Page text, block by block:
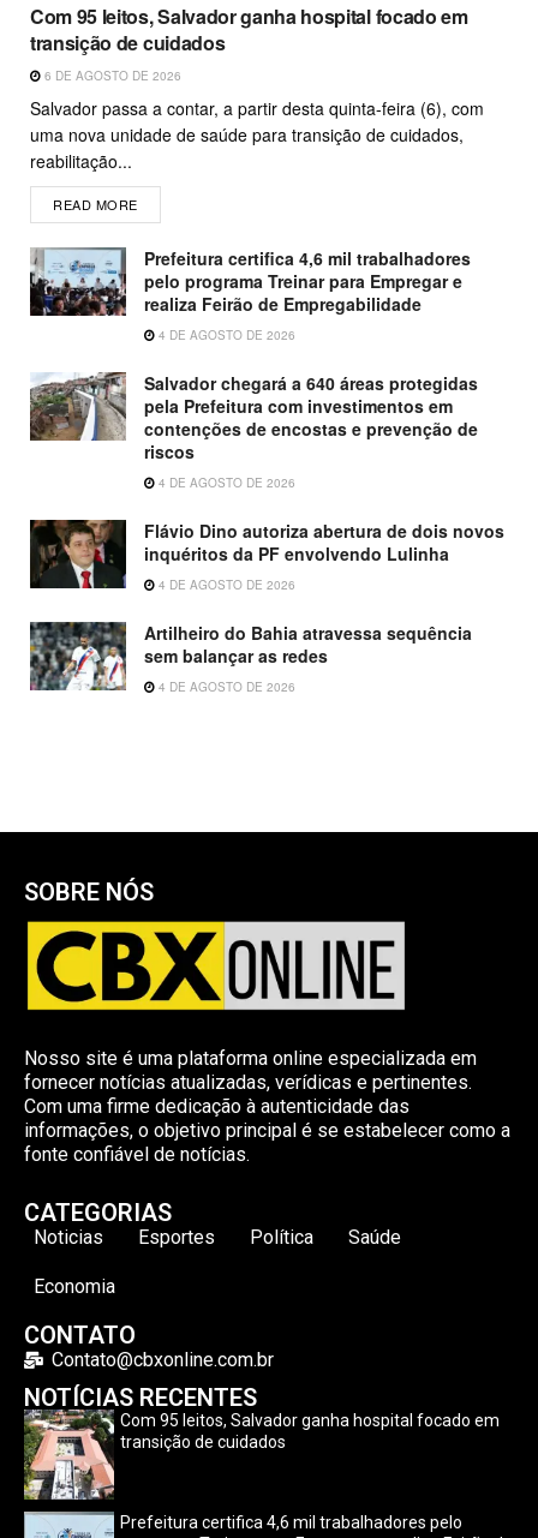
Com 95 leitos, Salvador ganha hospital focado em
transição de cuidados
6 DE AGOSTO DE 2026
Salvador passa a contar, a partir desta quinta-feira (6), com
uma nova unidade de saúde para transição de cuidados,
reabilitação...
READ MORE
Prefeitura certifica 4,6 mil trabalhadores
pelo programa Treinar para Empregar e
realiza Feirão de Empregabilidade
4 DE AGOSTO DE 2026
Salvador chegará a 640 áreas protegidas
pela Prefeitura com investimentos em
contenções de encostas e prevenção de
riscos
4 DE AGOSTO DE 2026
Flávio Dino autoriza abertura de dois novos
inquéritos da PF envolvendo Lulinha
4 DE AGOSTO DE 2026
Artilheiro do Bahia atravessa sequência
sem balançar as redes
4 DE AGOSTO DE 2026
SOBRE NÓS
Nosso site é uma plataforma online especializada em
fornecer notícias atualizadas, verídicas e pertinentes.
Com uma firme dedicação à autenticidade das
informações, o objetivo principal é se estabelecer como a
fonte confiável de notícias.
CATEGORIAS
Noticias Esportes Política Saúde
Economia
CONTATO
Contato@cbxonline.com.br
NOTÍCIAS RECENTES
Com 95 leitos, Salvador ganha hospital focado em
transição de cuidados
Prefeitura certifica 4,6 mil trabalhadores pelo